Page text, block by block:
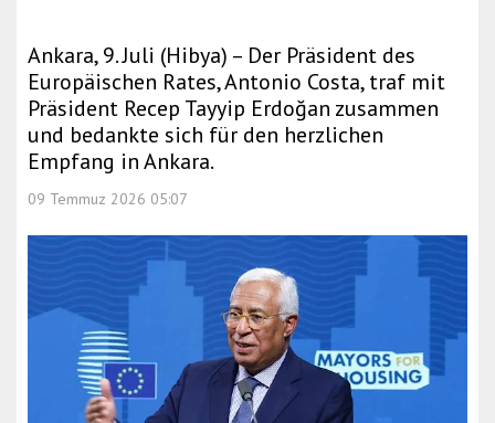
Ankara, 9. Juli (Hibya) – Der Präsident des
Europäischen Rates, Antonio Costa, traf mit
Präsident Recep Tayyip Erdoğan zusammen
und bedankte sich für den herzlichen
Empfang in Ankara.
09 Temmuz 2026 05:07